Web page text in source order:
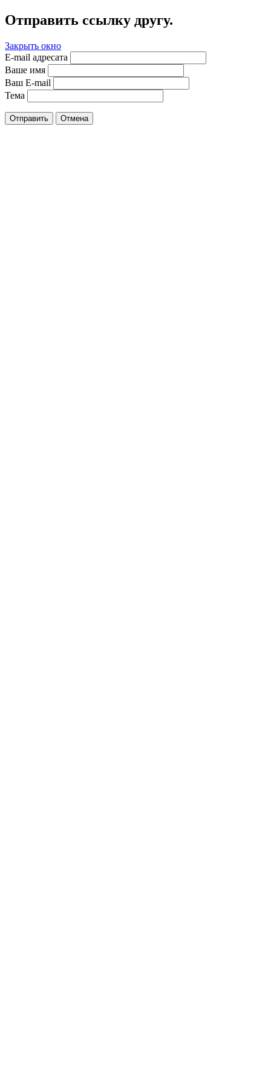
Отправить ссылку другу.
Закрыть окно
E-mail адресата
Ваше имя
Ваш E-mail
Тема
Отправить Отмена